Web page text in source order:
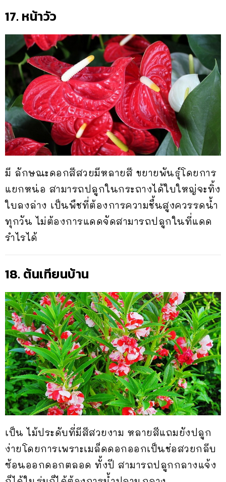
17. หน้าวัว
มี ลักษณะดอกสีสวยมีหลายสี ขยายพันธุ์โดยการ
แยกหน่อ สามารถปลูกในกระถางได้ใบใหญ่จะทิ้ง
ใบลงล่าง เป็นพืชที่ต้องการความชื้นสูงควรรดน้ำ
ทุกวัน ไม่ต้องการแดดจัดสามารถปลูกในที่แดด
รำไรได้
18. ต้นเทียนบ้าน
เป็น ไม้ประดับที่มีสีสวยงาม หลายสีแถมยังปลูก
ง่ายโดยการเพราะเมล็ดดอกออกเป็นช่อสวยกลีบ
ซ้อนออกดอกตลอด ทั้งปี สามารถปลูกกลางแจ้ง